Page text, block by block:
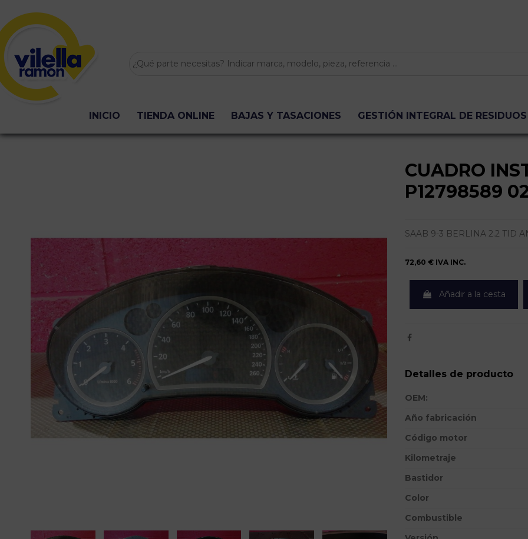
INICIO TIENDA ONLINE BAJAS Y TASACIONES GESTIÓN INTEGRAL DE RESIDUOS
CUADRO
P12798589
SAAB 9-3 BERLINA 2.2 TID
72,60 € IVA INC.
Añadir a la cesta
Detalles de producto
OEM:
Año fabricación
Código motor
Kilometraje
Bastidor
Color
Combustible